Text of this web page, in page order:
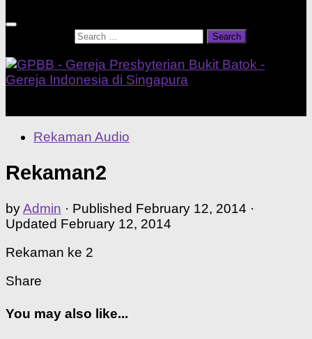
Rekaman Audio
Rekaman2
byAdmin · Published February 12, 2014 ·
Updated February 12, 2014
Rekaman ke 2
Share
You may also like...